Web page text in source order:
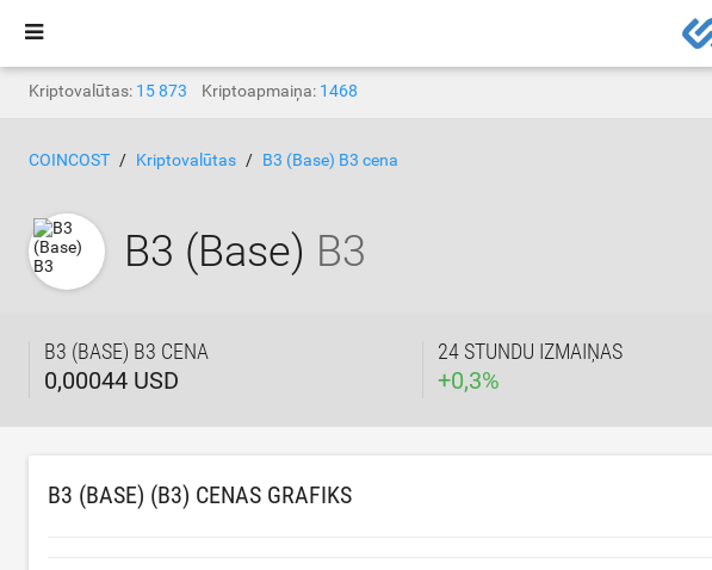
Kriptovalūtas: 15 873 Kriptoapmaiņa: 1468
COINCOST Kriptovalūtas B3 (Base) B3 cena
B3 (Base) B3
B3 (BASE) B3 CENA
0,00044 USD
24 STUNDU IZMAIŅAS
+0,3%
B3 (BASE) (B3) CENAS GRAFIKS